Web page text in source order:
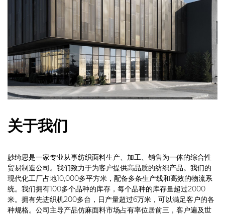
关于我们
妙绮思是一家专业从事纺织面料生产、加工、销售为一体的综合性
贸易制造公司。我们致力于为客户提供高品质的纺织产品。我们的
现代化工厂占地10,000多平方米，配备多条生产线和高效的物流系
统。我们拥有100多个品种的库存，每个品种的库存量超过2000
米。拥有先进织机200多台，日产量超过6万米，可以满足客户的各
种规格。公司主导产品仿麻面料市场占有率位居前三，客户遍及世